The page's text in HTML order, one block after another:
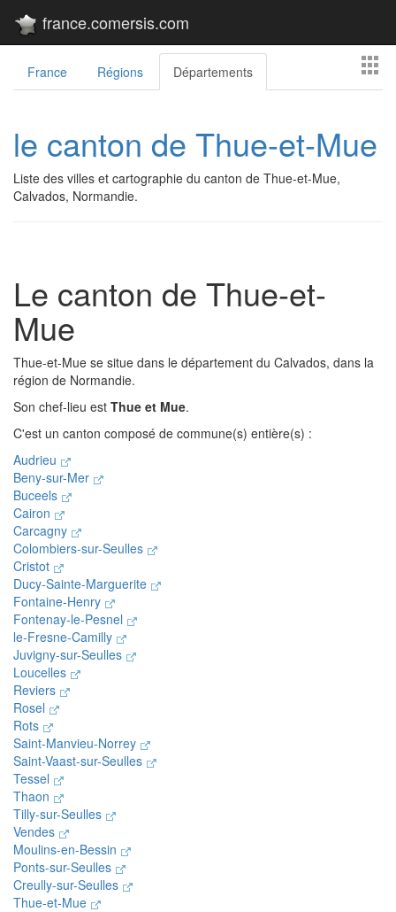
france.comersis.com
France Régions Départements
le canton de Thue-et-Mue
Liste des villes et cartographie du canton de Thue-et-Mue,
Calvados, Normandie.
Le canton de Thue-et-
Mue
Thue-et-Mue se situe dans le département du Calvados, dans la
région de Normandie.
Son chef-lieu est Thue et Mue.
C'est un canton composé de commune(s) entière(s) :
Audrieu
Beny-sur-Mer
Buceels
Cairon
Carcagny
Colombiers-sur-Seulles
Cristot
Ducy-Sainte-Marguerite
Fontaine-Henry
Fontenay-le-Pesnel
le-Fresne-Camilly
Juvigny-sur-Seulles
Loucelles
Reviers
Rosel
Rots
Saint-Manvieu-Norrey
Saint-Vaast-sur-Seulles
Tessel
Thaon
Tilly-sur-Seulles
Vendes
Moulins-en-Bessin
Ponts-sur-Seulles
Creully-sur-Seulles
Thue-et-Mue